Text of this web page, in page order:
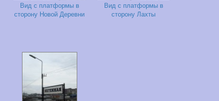
Вид с платформы в
сторону Новой Деревни
Вид с платформы в
сторону Лахты